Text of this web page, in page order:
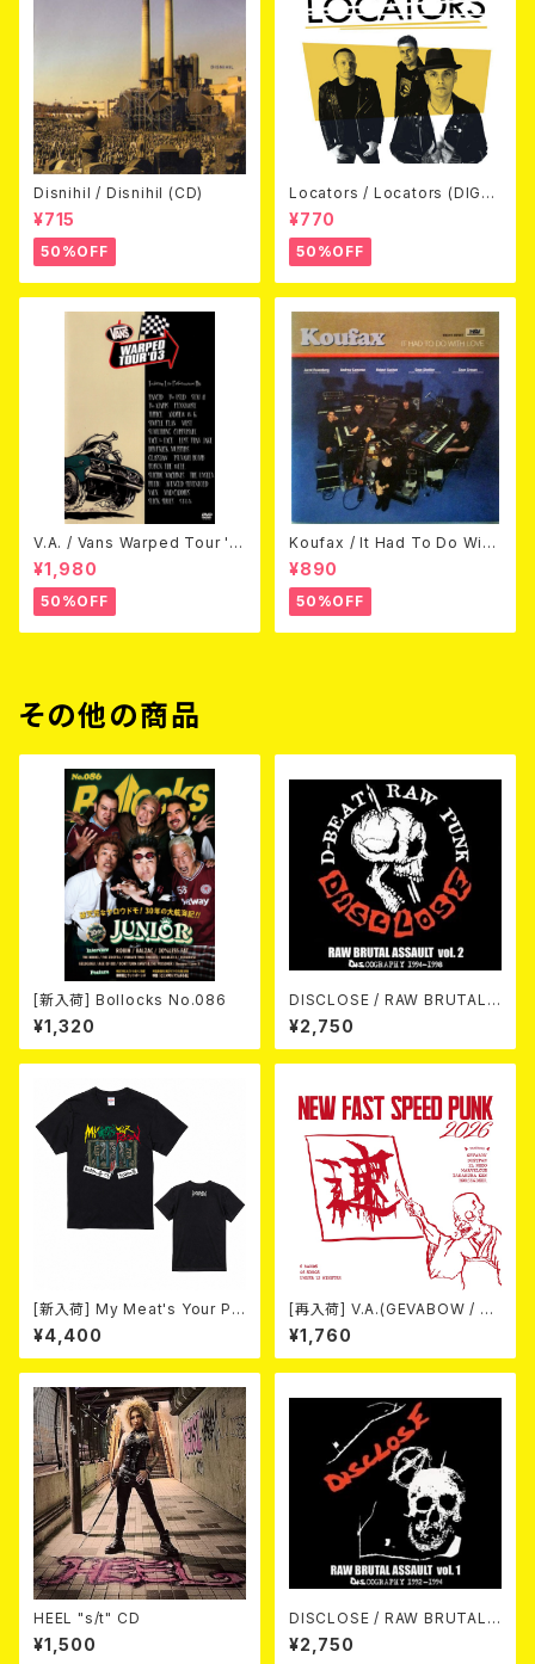
Disnihil / Disnihil (CD)
¥715
50%OFF
Locators / Locators (DIGPA
CK CD)
¥770
50%OFF
V.A. / Vans Warped Tour '0
3 (DVD)
¥1,980
50%OFF
Koufax / It Had To Do With
Love (CD)
¥890
50%OFF
その他の商品
[新入荷] Bollocks No.086
¥1,320
DISCLOSE / RAW BRUTAL
ASSAULT Vol.2 : DISCOGR
APHY 1994-1998 (2CD)
¥2,750
[新入荷] My Meat's Your Po
ison -あんたにゃ毒でもオイラ
にゃ薬- / BLACK T-shirt (S
～XL)
¥4,400
[再入荷] V.A.(GEVABOW / D
USTPAN / EL NUDO / MARV
ELOUS / 高倉健 / Horse & D
eer) / NEW FAST SPEED PU
¥1,760
HEEL "s/t" CD
¥1,500
DISCLOSE / RAW BRUTAL
ASSAULT Vol.1 : DISCOGRA
PHY 1992-1994 (2CD)
¥2,750